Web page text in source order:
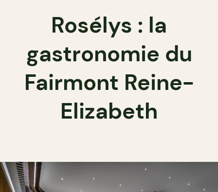
Rosélys : la
gastronomie du
Fairmont Reine-
Elizabeth